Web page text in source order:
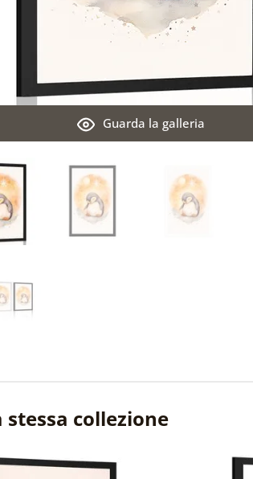
Guarda la galleria
stessa collezione